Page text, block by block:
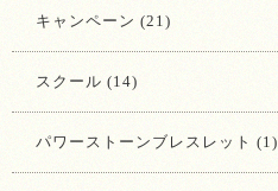
キャンペーン (21)
スクール (14)
パワーストーンブレスレット (1)